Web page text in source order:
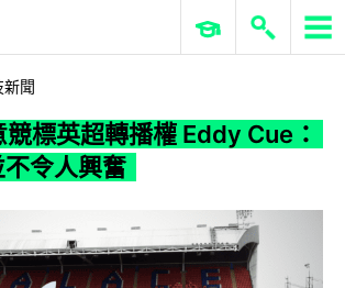
ERP 與商業 AI
新聞
標英超轉播權 Eddy Cue：
令人興奮